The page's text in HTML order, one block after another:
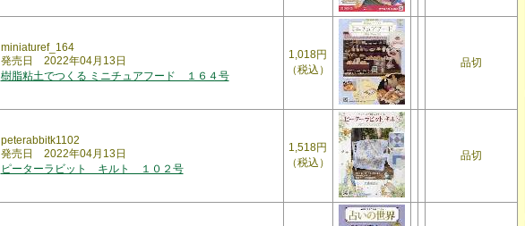
miniaturef_164
発売日 2022年04月13日
樹脂粘土でつくる ミニチュアフード １６４号
1,018円
（税込）
品切
peterabbitk1102
発売日 2022年04月13日
ピーターラビット キルト １０２号
1,518円
（税込）
品切